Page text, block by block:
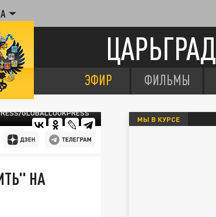
ЦАРЬГРАД
ЭФИР ФИЛЬМЫ
GLOBALLOOKPRESS
НА
МЫ В КУРСЕ